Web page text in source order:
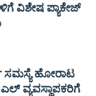
ವಿಶೇಷ ಪ್ಯಾಕೇಜ್
ಸಮಸ್ಯೆ ಹೋರಾಟ
ವ್ಯವಸ್ಥಾಪಕರಿಗೆ